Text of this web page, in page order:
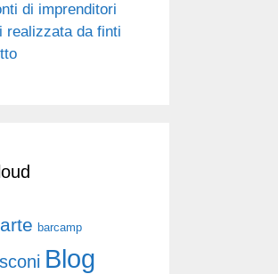
di imprenditori
realizzata da finti
arte barcamp
Blog